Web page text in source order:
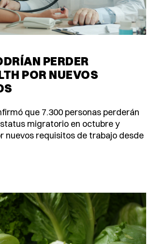
PERDER
POR NUEVOS
que 7.300 personas perderán
migratorio en octubre y
nuevos requisitos de trabajo desde